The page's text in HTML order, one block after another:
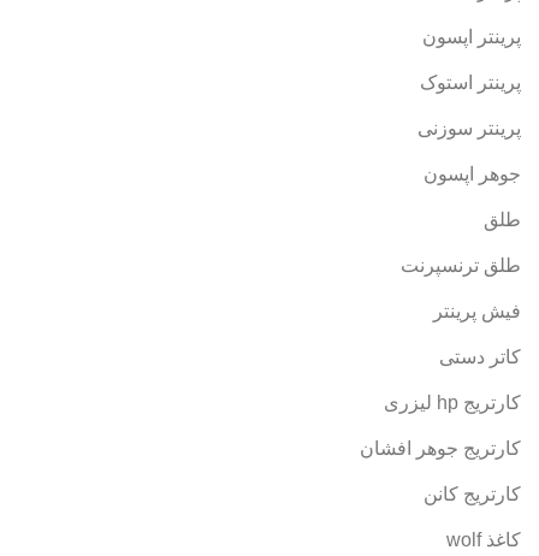
پرینتر اپسون
پرینتر استوک
پرینتر سوزنی
جوهر اپسون
طلق
طلق ترنسپرنت
فیش پرینتر
کاتر دستی
کارتریج hp لیزری
کارتریج جوهر افشان
کارتریج کانن
کاغذ wolf